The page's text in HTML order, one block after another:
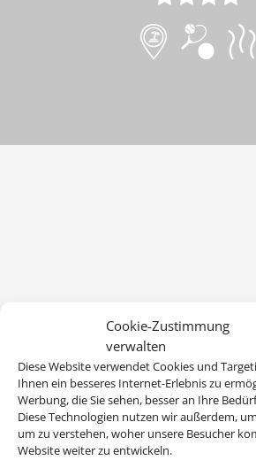
Cookie-Zustimmung
verwalten
Diese Website verwendet Cookies und
Ihnen ein besseres Internet-Erlebnis zu
Werbung, die Sie sehen, besser an Ihre
Diese Technologien nutzen wir außerdem,
um zu verstehen, woher unsere Besucher
Website weiter zu entwickeln.